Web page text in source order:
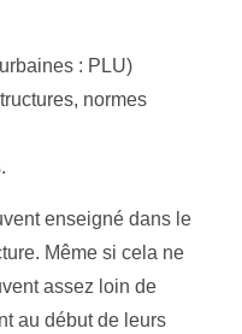
: PLU)
normes
enseigné dans le
Même si cela ne
assez loin de
au début de leurs